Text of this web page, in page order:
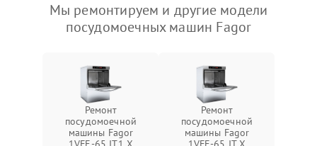
Мы ремонтируем и другие модели
посудомоечных машин Fagor
Ремонт
посудомоечной
машины Fagor
Ремонт
посудомоечной
машины Fagor